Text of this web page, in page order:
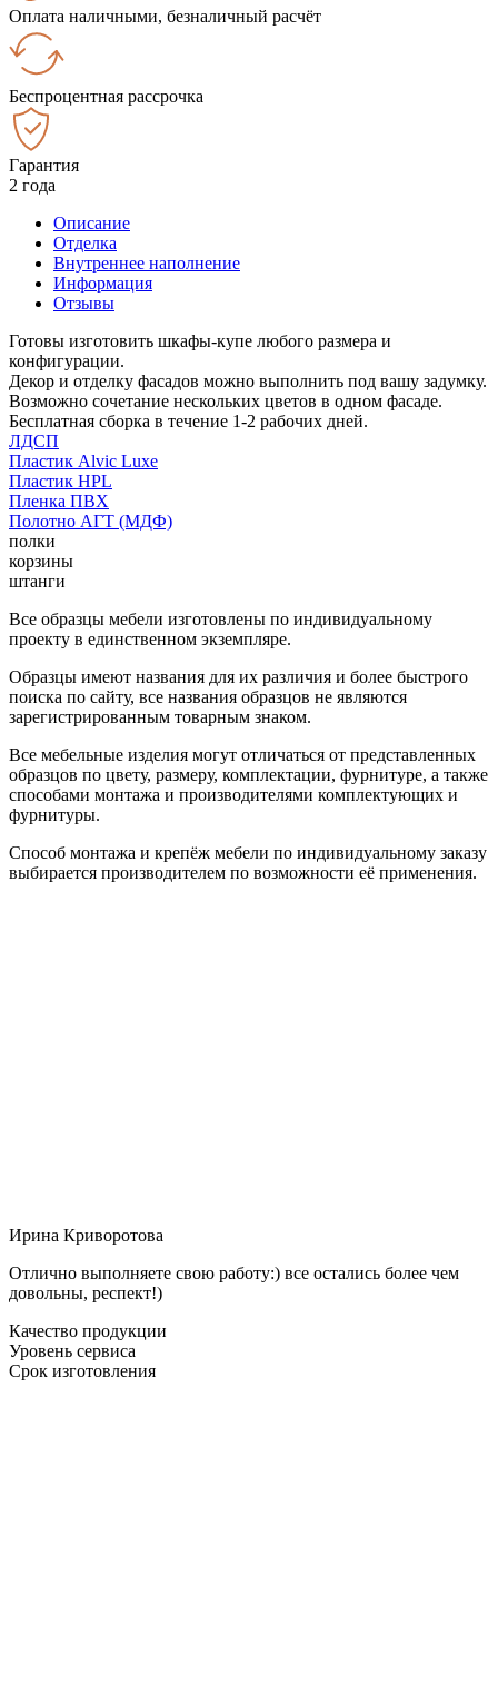
Оплата наличными, безналичный расчёт
Беспроцентная рассрочка
Гарантия
2 года
Описание
Отделка
Внутреннее наполнение
Информация
Отзывы
Готовы изготовить шкафы-купе любого размера и
конфигурации.
Декор и отделку фасадов можно выполнить под вашу задумку.
Возможно сочетание нескольких цветов в одном фасаде.
Бесплатная сборка в течение 1-2 рабочих дней.
ЛДСП
Пластик Alvic Luxe
Пластик HPL
Пленка ПВХ
Полотно АГТ (МДФ)
полки
корзины
штанги
Все образцы мебели изготовлены по индивидуальному
проекту в единственном экземпляре.
Образцы имеют названия для их различия и более быстрого
поиска по сайту, все названия образцов не являются
зарегистрированным товарным знаком.
Все мебельные изделия могут отличаться от представленных
образцов по цвету, размеру, комплектации, фурнитуре, а также
способами монтажа и производителями комплектующих и
фурнитуры.
Способ монтажа и крепёж мебели по индивидуальному заказу
выбирается производителем по возможности её применения.
Ирина Криворотова
Отлично выполняете свою работу:) все остались более чем
довольны, респект!)
Качество продукции
Уровень сервиса
Срок изготовления